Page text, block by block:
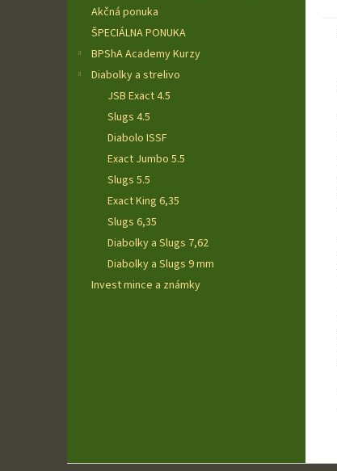
Akčná ponuka
ŠPECIÁLNA PONUKA
BPShA Academy Kurzy
Diabolky a strelivo
JSB Exact 4.5
Slugs 4.5
Diabolo ISSF
Exact Jumbo 5.5
Slugs 5.5
Exact King 6,35
Slugs 6,35
Diabolky a Slugs 7,62
Diabolky a Slugs 9 mm
Invest mince a známky